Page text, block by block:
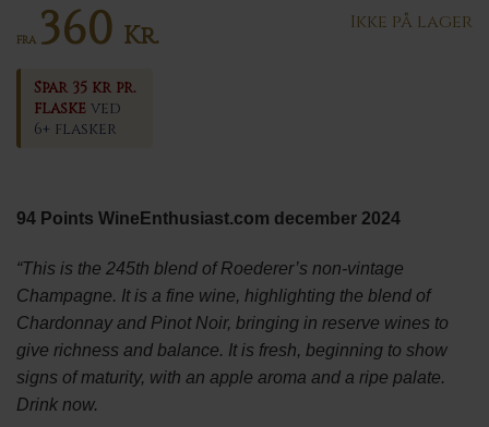
FRA 360 Kr.
Spar 35 kr pr.
flaske ved
6+ flasker
Ikke på lager
94 Points WineEnthusiast.com december 2024
“This is the 245th blend of Roederer’s non-vintage
Champagne. It is a fine wine, highlighting the blend of
Chardonnay and Pinot Noir, bringing in reserve wines to
give richness and balance. It is fresh, beginning to show
signs of maturity, with an apple aroma and a ripe palate.
Drink now.